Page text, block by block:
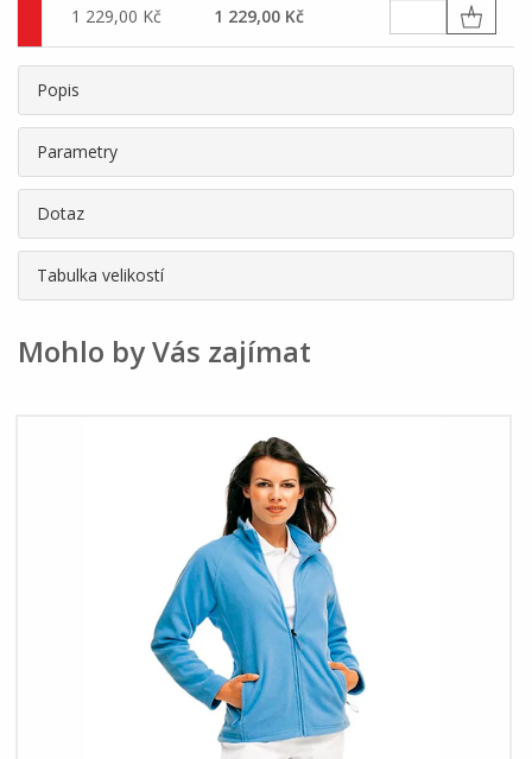
1 229,00 Kč 1 229,00 Kč
Popis
Parametry
Dotaz
Tabulka velikostí
Mohlo by Vás zajímat